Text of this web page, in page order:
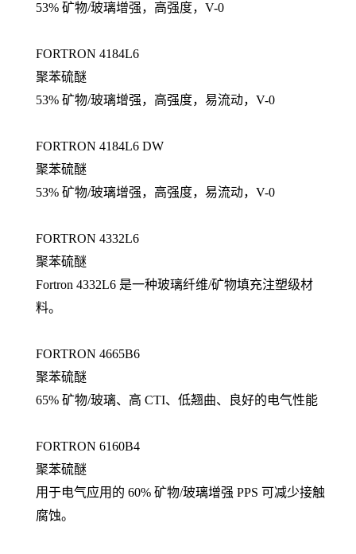
53% 矿物/玻璃增强，高强度，V-0
FORTRON 4184L6
聚苯硫醚
53% 矿物/玻璃增强，高强度，易流动，V-0
FORTRON 4184L6 DW
聚苯硫醚
53% 矿物/玻璃增强，高强度，易流动，V-0
FORTRON 4332L6
聚苯硫醚
Fortron 4332L6 是一种玻璃纤维/矿物填充注塑级材
料。
FORTRON 4665B6
聚苯硫醚
65% 矿物/玻璃、高 CTI、低翘曲、良好的电气性能
FORTRON 6160B4
聚苯硫醚
用于电气应用的 60% 矿物/玻璃增强 PPS 可减少接触
腐蚀。